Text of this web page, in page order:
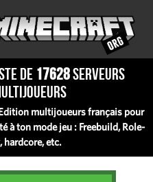
de 17628serveurs
multijoueurs français pour
à ton mode jeu : Freebuild, Role-
hardcore, etc.